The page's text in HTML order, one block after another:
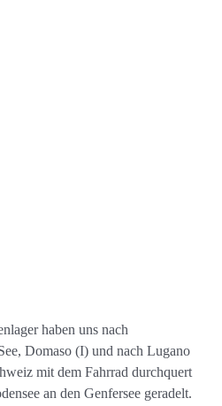
haben uns nach
Domaso (I) und nach Lugano
mit dem Fahrrad durchquert
an den Genfersee geradelt.